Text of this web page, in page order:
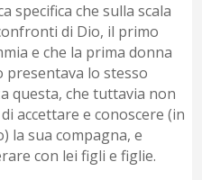
specifica che sulla scala
di Dio, il primo
e che la prima donna
presentava lo stesso
questa, che tuttavia non
accettare e conoscere (in
la sua compagna, e
con lei figli e figlie.